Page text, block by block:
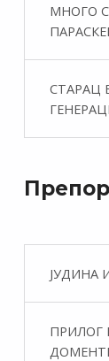
МНОГО
СТАРАЦ
ЈУДИНА
ПРИЛОГ